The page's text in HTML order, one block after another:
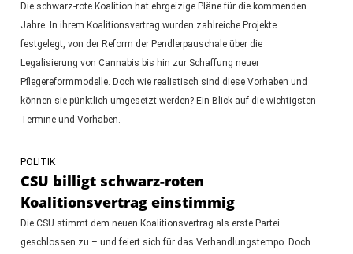
Die schwarz-rote Koalition hat ehrgeizige Pläne für die kommenden
Jahre. In ihrem Koalitionsvertrag wurden zahlreiche Projekte
festgelegt, von der Reform der Pendlerpauschale über die
Legalisierung von Cannabis bis hin zur Schaffung neuer
Pflegereformmodelle. Doch wie realistisch sind diese Vorhaben und
können sie pünktlich umgesetzt werden? Ein Blick auf die wichtigsten
Termine und Vorhaben.
POLITIK
CSU billigt schwarz-roten
Koalitionsvertrag einstimmig
Die CSU stimmt dem neuen Koalitionsvertrag als erste Partei
geschlossen zu – und feiert sich für das Verhandlungstempo. Doch